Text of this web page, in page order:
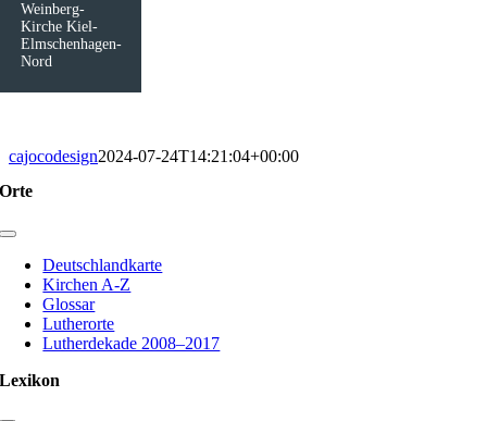
Weinberg-
Kirche Kiel-
Elmschenhagen-
Nord
cajocodesign2024-07-24T14:21:04+00:00
Orte
Toggle
NavigationDeutschlandkarte
Kirchen A-Z
Glossar
Lutherorte
Lutherdekade 2008–2017
Lexikon